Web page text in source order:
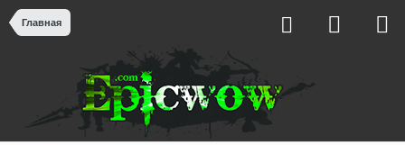
Главная